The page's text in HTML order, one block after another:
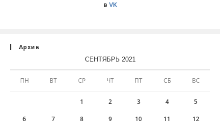
в VK
Архив
СЕНТЯБРЬ 2021
ПН ВТ СР ЧТ ПТ СБ ВС
1 2 3 4 5
6 7 8 9 10 11 12